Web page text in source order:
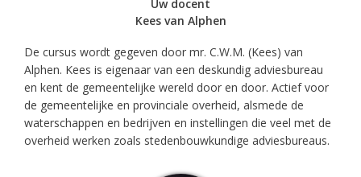
Uw docent
Kees van Alphen
De cursus wordt gegeven door mr. C.W.M. (Kees) van
Alphen. Kees is eigenaar van een deskundig adviesbureau
en kent de gemeentelijke wereld door en door. Actief voor
de gemeentelijke en provinciale overheid, alsmede de
waterschappen en bedrijven en instellingen die veel met de
overheid werken zoals stedenbouwkundige adviesbureaus.